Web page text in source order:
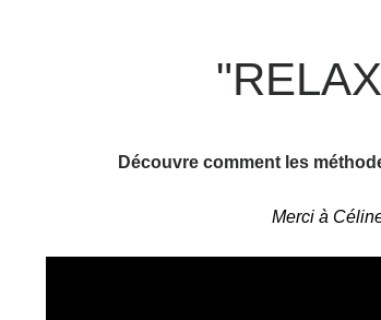
Découvre comment les
Merci à